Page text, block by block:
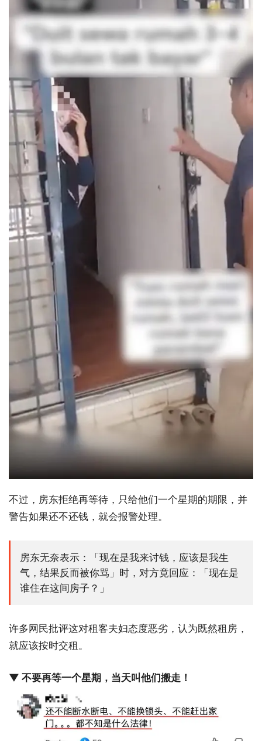
不过，房东拒绝再等待，只给他们一个星期的期限，并
警告如果还不还钱，就会报警处理。
房东无奈表示：「现在是我来讨钱，应该是我生
气，结果反而被你骂」时，对方竟回应：「现在是
谁住在这间房子？」
许多网民批评这对租客夫妇态度恶劣，认为既然租房，
就应该按时交租。
▼ 不要再等一个星期，当天叫他们搬走！